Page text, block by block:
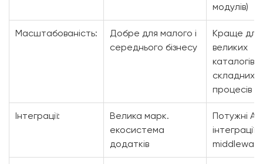
модулів)
Масштабованість:
Добре для малого і
середнього бізнесу
Краще для
великих
каталогів
складних
процесів
Інтеграції:
Велика марк.
екосистема
додатків
Потужні
інтеграції
middleware